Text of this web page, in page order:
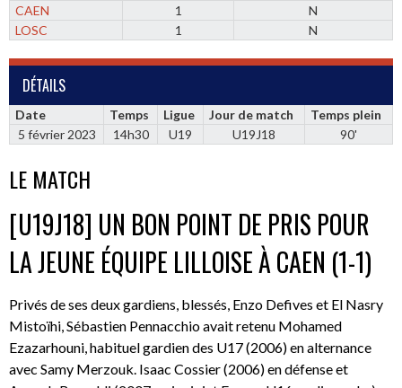
CAEN
1
N
LOSC
1 N
DÉTAILS
Date Temps Ligue Jour de match
Temps plein
5 février 2023
14h30 U19 U19J18 90'
LE MATCH
[U19J18] UN BON POINT DE PRIS POUR
LA JEUNE ÉQUIPE LILLOISE À CAEN (1-1)
Privés de ses deux gardiens, blessés, Enzo Defives et El Nasry
Mistoïhi, Sébastien Pennacchio avait retenu Mohamed
Ezazarhouni, habituel gardien des U17 (2006) en alternance
avec Samy Merzouk. Isaac Cossier (2006) en défense et